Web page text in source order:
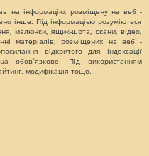
на інформацію, розміщену на веб -
інше. Під інформацією розуміються
малюнки, ящик-шота, скани, відео,
матеріалів, розміщених на веб -
відкритого для індексації
обов`язкове. Під використанням
модифікація тощо.